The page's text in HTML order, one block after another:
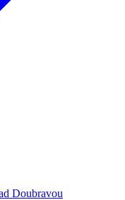
Doubravou